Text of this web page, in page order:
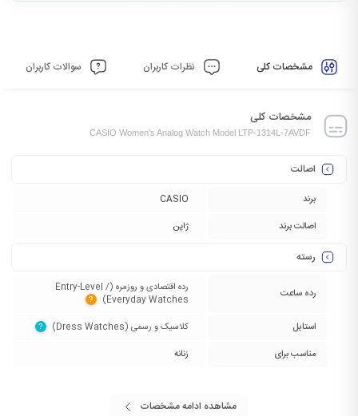
مشخصات کلی نظرات کاربران سوالات کاربران
مشخصات کلی
CASIO Women's Analog Watch Model LTP-1314L-7AVDF
اصالت
برند
CASIO
اصالت برند
ژاپن
رسته
رده ساعت
رده اقتصادی و روزمره (Entry-Level /
Everyday Watches)‏
?
استایل کلاسیک و رسمی (Dress Watches)‏ ?
مناسب برای زنانه
مشاهده ادامه مشخصات